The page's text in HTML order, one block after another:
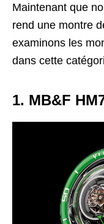
Maintenant que
rend une montre
examinons les
dans cette
1. MB&F